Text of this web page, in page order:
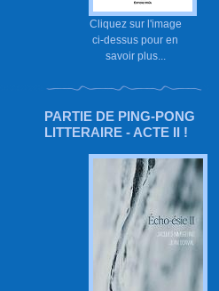
Cliquez sur l'image
ci-dessus pour en
savoir plus...
PARTIE DE PING-PONG
LITTERAIRE - ACTE II !